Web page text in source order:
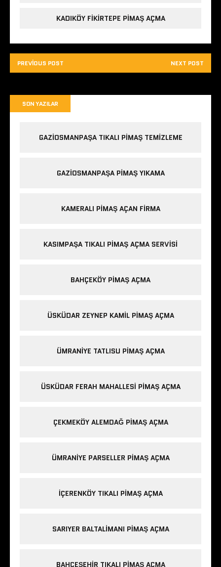
KADIKÖY FIKIRTEPE PIMAŞ AÇMA
PREVIOUS POST NEXT POST
SON YAZILAR
GAZIOSMANPAŞA TIKALI PIMAŞ TEMIZLEME
GAZIOSMANPAŞA PIMAŞ YIKAMA
KAMERALI PIMAŞ AÇAN FIRMA
KASIMPAŞA TIKALI PIMAŞ AÇMA SERVISI
BAHÇEKÖY PIMAŞ AÇMA
ÜSKÜDAR ZEYNEP KAMIL PIMAŞ AÇMA
ÜMRANIYE TATLISU PIMAŞ AÇMA
ÜSKÜDAR FERAH MAHALLESI PIMAŞ AÇMA
ÇEKMEKÖY ALEMDAĞ PIMAŞ AÇMA
ÜMRANIYE PARSELLER PIMAŞ AÇMA
IÇERENKÖY TIKALI PIMAŞ AÇMA
SARIYER BALTALIMANI PIMAŞ AÇMA
BAHÇEŞEHIR TIKALI PIMAŞ AÇMA